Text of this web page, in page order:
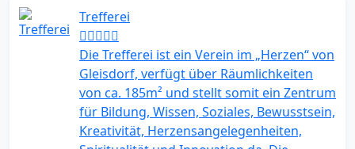
Trefferei
Die Trefferei ist ein Verein im „Herzen“ von
Gleisdorf, verfügt über Räumlichkeiten
von ca. 185m² und stellt somit ein Zentrum
für Bildung, Wissen, Soziales, Bewusstsein,
Kreativität, Herzensangelegenheiten,